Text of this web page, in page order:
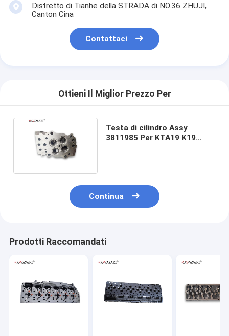
Distretto di Tianhe della STRADA di NO.36 ZHUJI,
Canton Cina
Contattaci
Ottieni Il Miglior Prezzo Per
Testa di cilindro Assy
3811985 Per KTA19 K19
Continua
Prodotti Raccomandati